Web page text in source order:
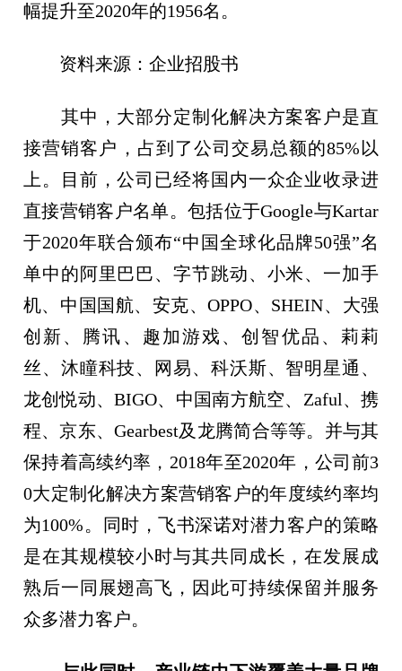
幅提升至2020年的1956名。
资料来源：企业招股书
其中，大部分定制化解决方案客户是直
接营销客户，占到了公司交易总额的85%以
上。目前，公司已经将国内一众企业收录进
直接营销客户名单。包括位于Google与Kartar
于2020年联合颁布“中国全球化品牌50强”名
单中的阿里巴巴、字节跳动、小米、一加手
机、中国国航、安克、OPPO、SHEIN、大强
创新、腾讯、趣加游戏、创智优品、莉莉
丝、沐瞳科技、网易、科沃斯、智明星通、
龙创悦动、BIGO、中国南方航空、Zaful、携
程、京东、Gearbest及龙腾简合等等。并与其
保持着高续约率，2018年至2020年，公司前3
0大定制化解决方案营销客户的年度续约率均
为100%。同时，飞书深诺对潜力客户的策略
是在其规模较小时与其共同成长，在发展成
熟后一同展翅高飞，因此可持续保留并服务
众多潜力客户。